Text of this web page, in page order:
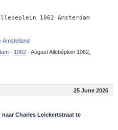
1062 Amsterdam
Amstelland
- 1062-August Allebéplein 1062,
25 June 2026
Charles Leickertstraat te